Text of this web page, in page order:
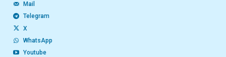
Mail
Telegram
X
WhatsApp
Youtube